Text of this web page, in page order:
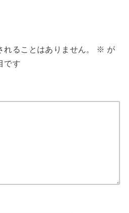
ることはありません。 ※ が
です